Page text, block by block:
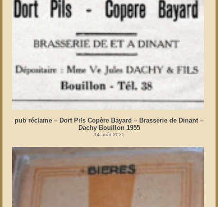
pub réclame – Dort Pils Copère Bayard – Brasserie de Dinant –
Dachy Bouillon 1955
14 août 2025